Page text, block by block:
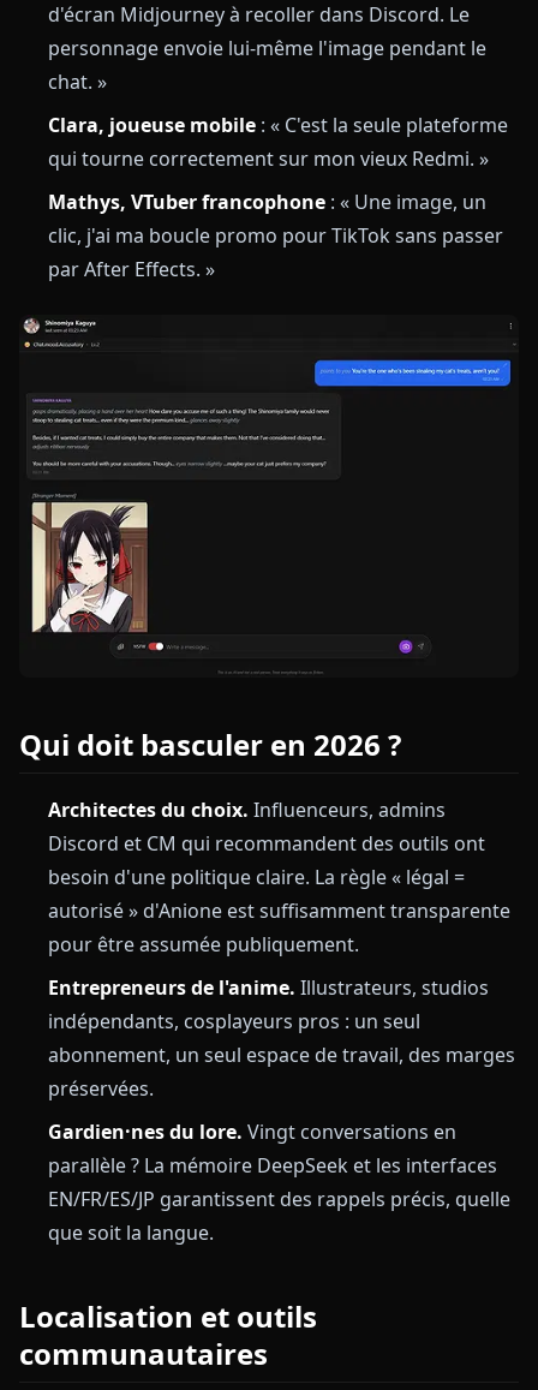
d'écran Midjourney à recoller dans Discord. Le
personnage envoie lui-même l'image pendant le
chat. »
Clara, joueuse mobile : « C'est la seule plateforme
qui tourne correctement sur mon vieux Redmi. »
Mathys, VTuber francophone : « Une image, un
clic, j'ai ma boucle promo pour TikTok sans passer
par After Effects. »
Qui doit basculer en 2026 ?
Architectes du choix. Influenceurs, admins
Discord et CM qui recommandent des outils ont
besoin d'une politique claire. La règle « légal =
autorisé » d'Anione est suffisamment transparente
pour être assumée publiquement.
Entrepreneurs de l'anime. Illustrateurs, studios
indépendants, cosplayeurs pros : un seul
abonnement, un seul espace de travail, des marges
préservées.
Gardien·nes du lore. Vingt conversations en
parallèle ? La mémoire DeepSeek et les interfaces
EN/FR/ES/JP garantissent des rappels précis, quelle
que soit la langue.
Localisation et outils
communautaires